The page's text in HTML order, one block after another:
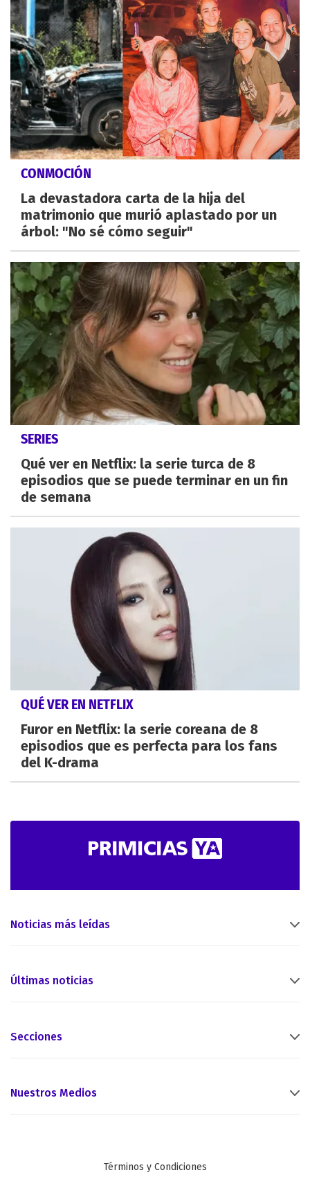
CONMOCIÓN
La devastadora carta de la hija del
matrimonio que murió aplastado por un
árbol: "No sé cómo seguir"
SERIES
Qué ver en Netflix: la serie turca de 8
episodios que se puede terminar en un fin
de semana
QUÉ VER EN NETFLIX
Furor en Netflix: la serie coreana de 8
episodios que es perfecta para los fans
del K-drama
Noticias más leídas
Últimas noticias
Secciones
Nuestros Medios
Términos y Condiciones